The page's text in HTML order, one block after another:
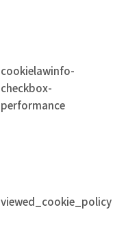
cookielawinfo-
checkbox-
performance
viewed_cookie_policy